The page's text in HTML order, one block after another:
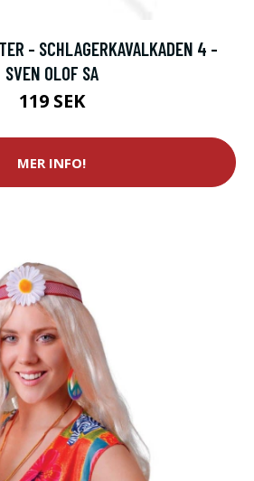
- SCHLAGERKAVALKADEN 4 -
SVEN OLOF SA
119 SEK
MER INFO!